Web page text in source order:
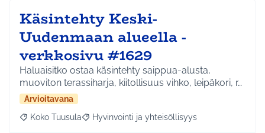
Käsintehty Keski-
Uudenmaan alueella -
verkkosivu #1629
Haluaisitko ostaa käsintehty saippua-alusta,
muoviton terassiharja, kiitollisuus vihko, leipäkori, r…
Arvioitavana
Rajaa tulokset aihepiirin mukaan: Koko Tuusula
Koko Tuusula Rajaa tulokset teeman mukaan: Hyvinvointi ja
Hyvinvointi ja yhteisöllisyys